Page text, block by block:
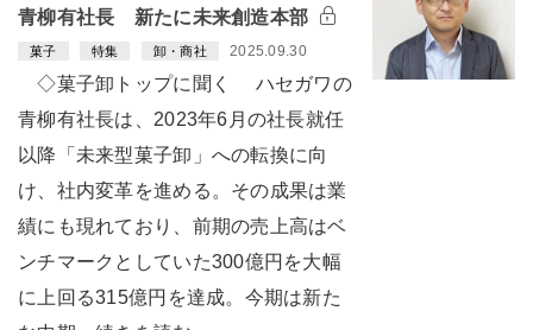
青柳有社長 新たに未来創造本部
菓子 特集 卸・商社 2025.09.30
◇菓子卸トップに聞く ハセガワの
青柳有社長は、2023年6月の社長就任
以降「未来型菓子卸」への転換に向
け、社内変革を進める。その成果は業
績にも現れており、前期の売上高はベ
ンチマークとしていた300億円を大幅
に上回る315億円を達成。今期は新た